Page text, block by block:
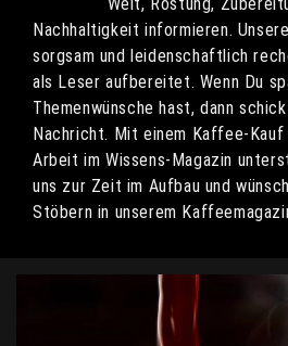
Nachhaltigkeit informieren.
sorgsam und leidenschaftlich
als Leser aufbereitet. Wenn Du
Themenwünsche hast, dann
Nachricht. Mit einem Kaffee-Kauf
Arbeit im Wissens-Magazin
uns zur Zeit im Aufbau und
Stöbern in unserem